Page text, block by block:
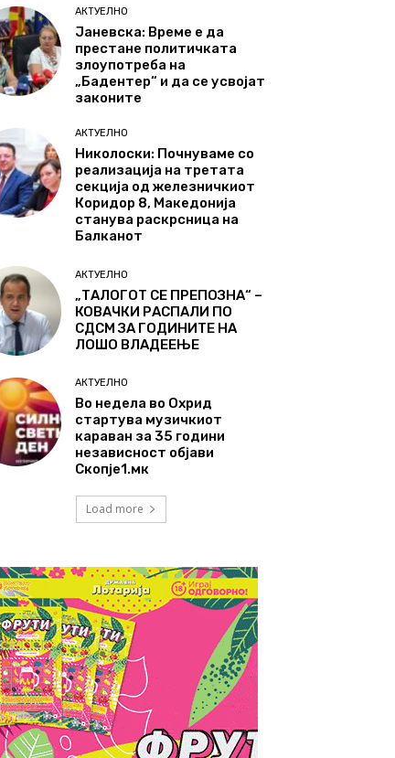
АКТУЕЛНО
Јаневска: Време е да
престане политичката
злоупотреба на
„Бадентер“ и да се усвојат
законите
АКТУЕЛНО
Николоски: Почнуваме со
реализација на третата
секција од железничкиот
Коридор 8, Македонија
станува раскрсница на
Балканот
АКТУЕЛНО
„ТАЛОГОТ СЕ ПРЕПОЗНА“ –
КОВАЧКИ РАСПАЛИ ПО
СДСМ ЗА ГОДИНИТЕ НА
ЛОШО ВЛАДЕЕЊЕ
АКТУЕЛНО
Во недела во Охрид
стартува музичкиот
караван за 35 години
независност објави
Скопје1.мк
Load more